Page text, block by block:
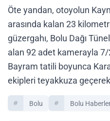
Öte yandan, otoyolun
arasında kalan 23
güzergahı, Bolu Dağı
alan 92 adet kamerayla 7/
Bayram tatili boyunca
ekipleri teyakkuza
Bolu Bolu